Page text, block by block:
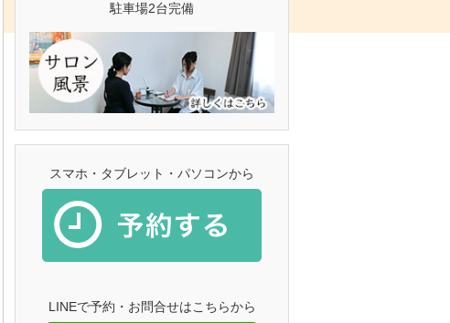
駐車場2台完備
スマホ・タブレット・パソコンから
LINEで予約・お問合せはこちらから